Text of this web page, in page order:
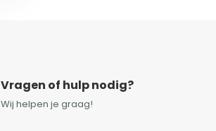
Vragen of hulp nodig?
Wij helpen je graag!